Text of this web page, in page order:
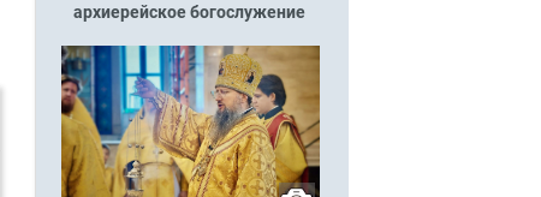
архиерейское богослужение